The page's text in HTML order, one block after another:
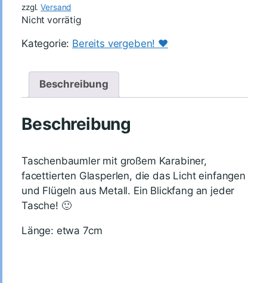
zzgl.Versand
Nicht vorrätig
Kategorie: Bereits vergeben! ♥️
Beschreibung
Beschreibung
Taschenbaumler mit großem Karabiner,
facettierten Glasperlen, die das Licht einfangen
und Flügeln aus Metall. Ein Blickfang an jeder
Tasche! 🙂
Länge: etwa 7cm